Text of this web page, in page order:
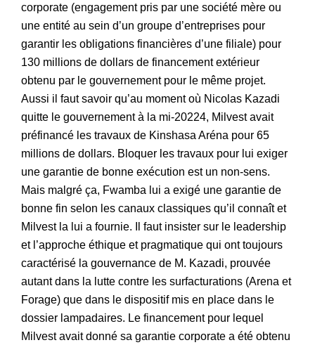
corporate (engagement pris par une société mère ou
une entité au sein d’un groupe d’entreprises pour
garantir les obligations financières d’une filiale) pour
130 millions de dollars de financement extérieur
obtenu par le gouvernement pour le même projet.
Aussi il faut savoir qu’au moment où Nicolas Kazadi
quitte le gouvernement à la mi-20224, Milvest avait
préfinancé les travaux de Kinshasa Aréna pour 65
millions de dollars. Bloquer les travaux pour lui exiger
une garantie de bonne exécution est un non-sens.
Mais malgré ça, Fwamba lui a exigé une garantie de
bonne fin selon les canaux classiques qu’il connaît et
Milvest la lui a fournie. Il faut insister sur le leadership
et l’approche éthique et pragmatique qui ont toujours
caractérisé la gouvernance de M. Kazadi, prouvée
autant dans la lutte contre les surfacturations (Arena et
Forage) que dans le dispositif mis en place dans le
dossier lampadaires. Le financement pour lequel
Milvest avait donné sa garantie corporate a été obtenu